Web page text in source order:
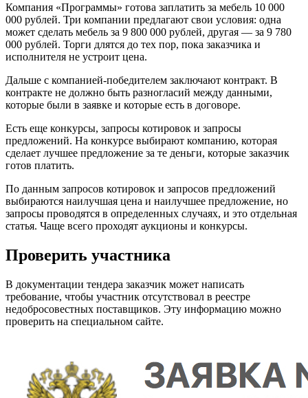
Компания «Программы» готова заплатить за мебель 10 000
000 рублей. Три компании предлагают свои условия: одна
может сделать мебель за 9 800 000 рублей, другая — за 9 780
000 рублей. Торги длятся до тех пор, пока заказчика и
исполнителя не устроит цена.
Дальше с компанией-победителем заключают контракт. В
контракте не должно быть разногласий между данными,
которые были в заявке и которые есть в договоре.
Есть еще конкурсы, запросы котировок и запросы
предложений. На конкурсе выбирают компанию, которая
сделает лучшее предложение за те деньги, которые заказчик
готов платить.
По данным запросов котировок и запросов предложений
выбираются наилучшая цена и наилучшее предложение, но
запросы проводятся в определенных случаях, и это отдельная
статья. Чаще всего проходят аукционы и конкурсы.
Проверить участника
В документации тендера заказчик может написать
требование, чтобы участник отсутствовал в реестре
недобросовестных поставщиков. Эту информацию можно
проверить на специальном сайте.